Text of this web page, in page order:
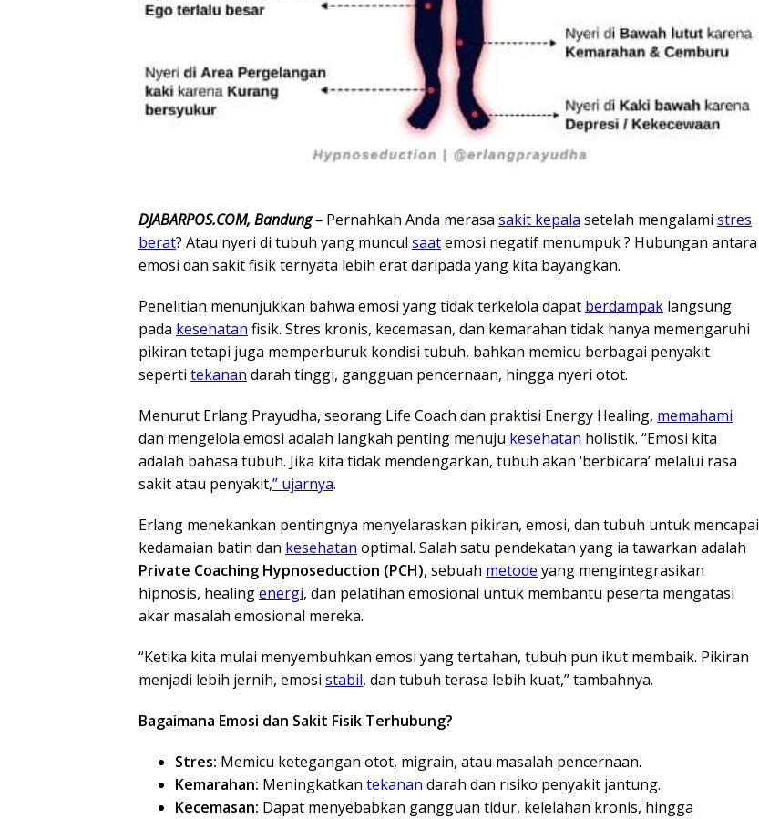
DJABARPOS.COM, Bandung – Pernahkah Anda merasa sakit kepala setelah mengalami stres
berat? Atau nyeri di tubuh yang muncul saatemosi negatif menumpuk ? Hubungan antara
emosi dan sakit fisik ternyata lebih erat daripada yang kita bayangkan.
Penelitian menunjukkan bahwa emosi yang tidak terkelola dapat berdampak langsung
pada kesehatan fisik. Stres kronis, kecemasan, dan kemarahan tidak hanya memengaruhi
pikiran tetapi juga memperburuk kondisi tubuh, bahkan memicu berbagai penyakit
seperti tekanan darah tinggi, gangguan pencernaan, hingga nyeri otot.
Menurut Erlang Prayudha, seorang Life Coach dan praktisi Energy Healing, memahami
dan mengelola emosi adalah langkah penting menuju kesehatan holistik. “Emosi kita
adalah bahasa tubuh. Jika kita tidak mendengarkan, tubuh akan ‘berbicara’ melalui rasa
sakit atau penyakit,” ujarnya.
Erlang menekankan pentingnya menyelaraskan pikiran, emosi, dan tubuh untuk mencapai
kedamaian batin dan kesehatan optimal. Salah satu pendekatan yang ia tawarkan adalah
Private Coaching Hypnoseduction (PCH), sebuah metode yang mengintegrasikan
hipnosis, healingenergi, dan pelatihan emosional untuk membantu peserta mengatasi
akar masalah emosional mereka.
“Ketika kita mulai menyembuhkan emosi yang tertahan, tubuh pun ikut membaik. Pikiran
menjadi lebih jernih, emosi stabil, dan tubuh terasa lebih kuat,” tambahnya.
Bagaimana Emosi dan Sakit Fisik Terhubung?
Stres: Memicu ketegangan otot, migrain, atau masalah pencernaan.
Kemarahan: Meningkatkan tekanan darah dan risiko penyakit jantung.
Kecemasan: Dapat menyebabkan gangguan tidur, kelelahan kronis, hingga